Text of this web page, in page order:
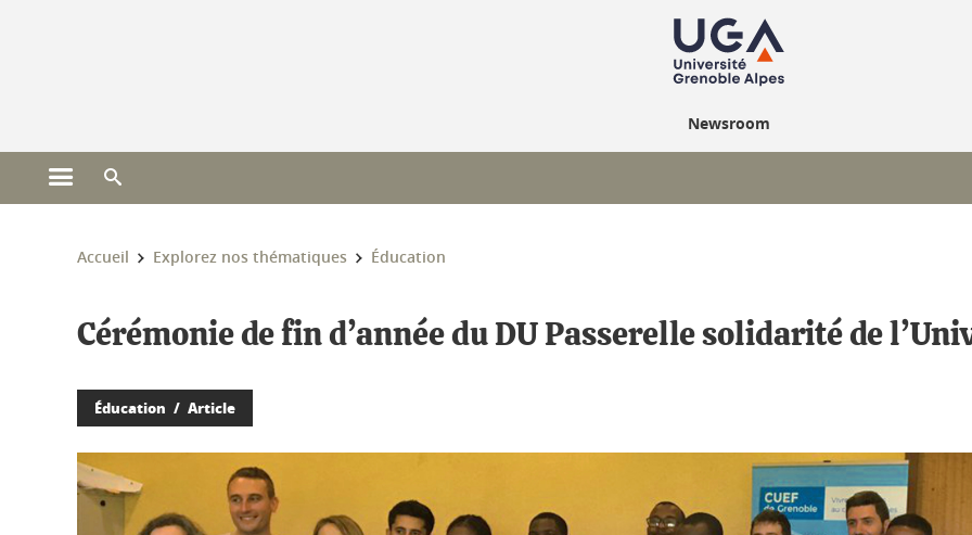
Newsroom
Ouvrir le menu principal
Vous êtes ici :
Accueil Explorez nos thématiques Éducation
Cérémonie de fin d’année du DU Passerelle solidarité de
Éducation Article